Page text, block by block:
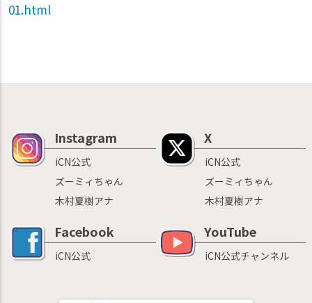
01.html
Instagram
iCN公式
ズーミィちゃん
木村夏樹アナ
X
iCN公式
ズーミィちゃん
木村夏樹アナ
Facebook
iCN公式
YouTube
iCN公式チャンネル